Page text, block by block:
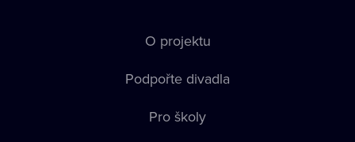
O projektu
Podpořte divadla
Pro školy